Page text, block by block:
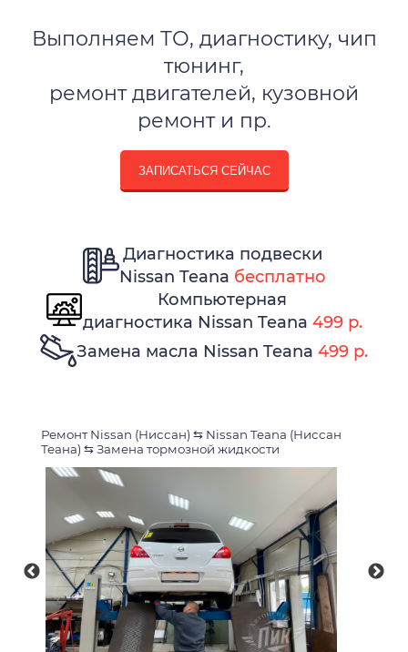
Выполняем ТО, диагностику, чип
тюнинг,
ремонт двигателей, кузовной
ремонт и пр.
ЗАПИСАТЬСЯ СЕЙЧАС
Диагностика подвески
Nissan Teana бесплатно
Компьютерная
диагностика Nissan Teana 499 р.
Замена масла Nissan Teana 499 р.
Ремонт Nissan (Ниссан) ⇆ Nissan Teana (Ниссан
Теана) ⇆Замена тормозной жидкости